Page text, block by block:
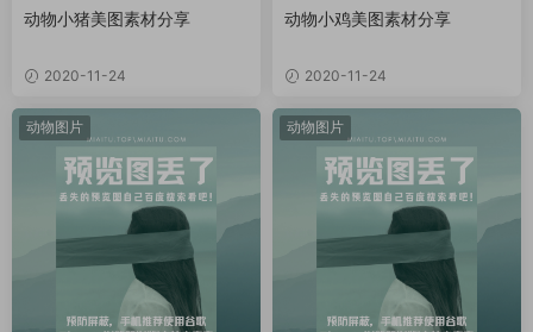
动物小猪美图素材分享
2020-11-24
动物小鸡美图素材分享
2020-11-24
动物图片 动物图片